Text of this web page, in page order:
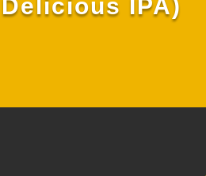
Delicious IPA)